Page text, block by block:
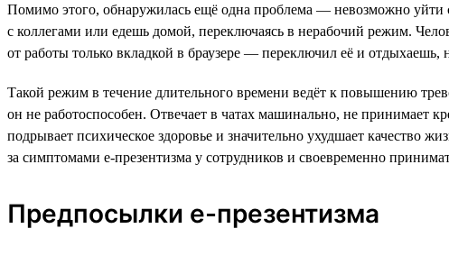
Помимо этого, обнаружилась ещё одна проблема — невозможно уйти
с коллегами или едешь домой, переключаясь в нерабочий режим.
от работы только вкладкой в браузере — переключил её и отдыхаешь,
Такой режим в течение длительного времени ведёт к повышению
он не работоспособен. Отвечает в чатах машинально, не принимает
подрывает психическое здоровье и значительно ухудшает качество
за симптомами е-презентизма у сотрудников и своевременно
Предпосылки е-презентизма